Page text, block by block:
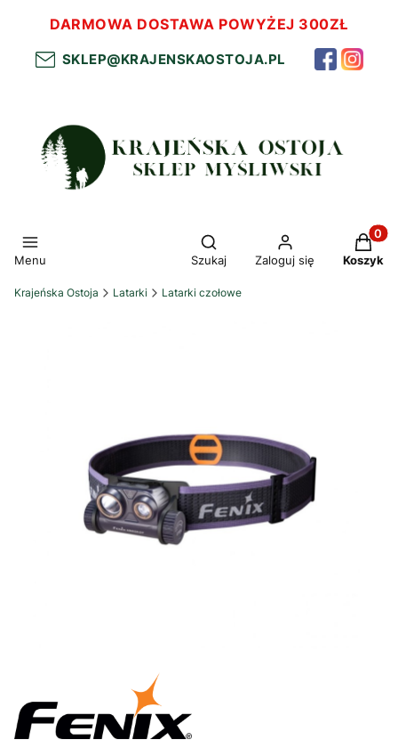
DARMOWA DOSTAWA POWYŻEJ 300ZŁ
SKLEP@KRAJENSKAOSTOJA.PL
Menu
Otwórz wyszukiwarkę
Szukaj Zaloguj się Koszyk
Krajeńska Ostoja Latarki Latarki czołowe